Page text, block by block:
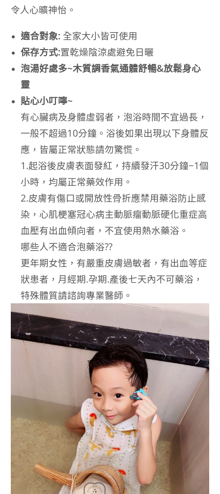
令人心曠神怡。
適合對象: 全家大小皆可使用
保存方式:置乾燥陰涼處避免日曬
泡湯好處多~木質調香氣通體舒暢&放鬆身心
靈
貼心小叮嚀~
有心臟病及身體虛弱者，泡浴時間不宜過長，
一般不超過10分鐘。浴後如果出現以下身體反
應，皆屬正常狀態請勿驚慌。
1.起浴後皮膚表面發紅，持續發汗30分鐘~1個
小時，均屬正常藥效作用。
2.皮膚有傷口或開放性骨折應禁用藥浴防止感
染，心肌梗塞冠心病主動脈瘤動脈硬化重症高
血壓有出血傾向者，不宜使用熱水藥浴。
哪些人不適合泡藥浴??
更年期女性，有嚴重皮膚過敏者，有出血等症
狀患者，月經期.孕期.產後七天內不可藥浴，
特殊體質請諮詢專業醫師。